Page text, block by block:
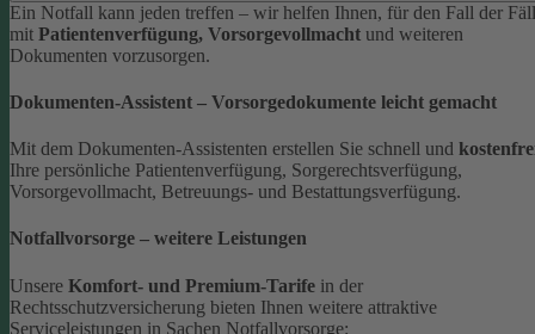
Ein Notfall kann jeden treffen – wir helfen Ihnen, für den Fall der
mit Patientenverfügung, Vorsorgevollmacht und weiteren
Dokumenten vorzusorgen.
Dokumenten-Assistent – Vorsorgedokumente leicht gemacht
Mit dem Dokumenten-Assistenten erstellen Sie schnell und
Ihre persönliche Patientenverfügung, Sorgerechtsverfügung,
Vorsorgevollmacht, Betreuungs- und Bestattungsverfügung.
Notfallvorsorge – weitere Leistungen
Unsere Komfort- und Premium-Tarife in der
Rechtsschutzversicherung bieten Ihnen weitere attraktive
Serviceleistungen in Sachen Notfallvorsorge: